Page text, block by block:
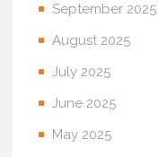
September 2025
August 2025
July 2025
June 2025
May 2025